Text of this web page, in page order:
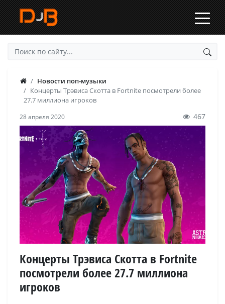
Новости поп-музыки
Концерты Трэвиса Скотта в Fortnite посмотрели более
27.7 миллиона игроков
28 апреля 2020 467
Концерты Трэвиса Скотта в Fortnite
посмотрели более 27.7 миллиона
игроков